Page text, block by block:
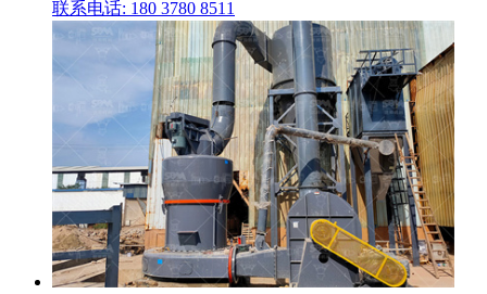
联系电话: 180 3780 8511